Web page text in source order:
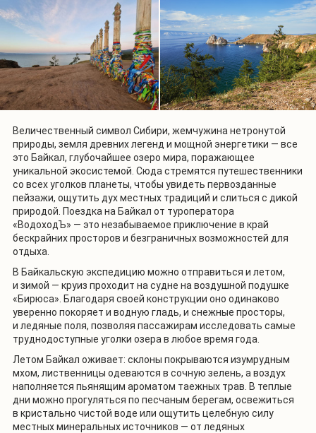
Величественный символ Сибири, жемчужина нетронутой
природы, земля древних легенд и мощной энергетики — все
это Байкал, глубочайшее озеро мира, поражающее
уникальной экосистемой. Сюда стремятся путешественники
со всех уголков планеты, чтобы увидеть первозданные
пейзажи, ощутить дух местных традиций и слиться с дикой
природой. Поездка на Байкал от туроператора
«ВодоходЪ» — это незабываемое приключение в край
бескрайних просторов и безграничных возможностей для
отдыха.
В Байкальскую экспедицию можно отправиться и летом,
и зимой — круиз проходит на судне на воздушной подушке
«Бирюса». Благодаря своей конструкции оно одинаково
уверенно покоряет и водную гладь, и снежные просторы,
и ледяные поля, позволяя пассажирам исследовать самые
труднодоступные уголки озера в любое время года.
Летом Байкал оживает: склоны покрываются изумрудным
мхом, лиственницы одеваются в сочную зелень, а воздух
наполняется пьянящим ароматом таежных трав. В теплые
дни можно прогуляться по песчаным берегам, освежиться
в кристально чистой воде или ощутить целебную силу
местных минеральных источников — от ледяных